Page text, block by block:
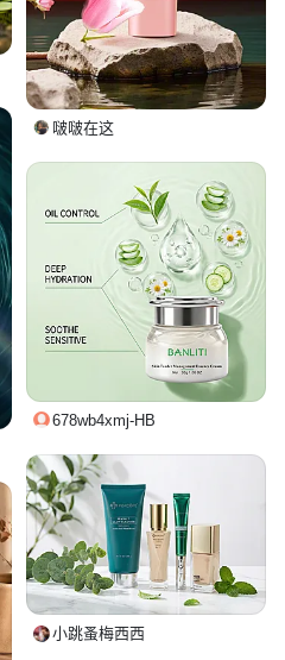
啵啵在这
678wb4xmj-HB
小跳蚤梅西西